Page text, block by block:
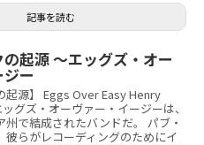
記事を読む
起源 〜エッグズ・オー
ー
起源】 Eggs Over Easy Henry
グズ・オーヴァー・イージーは、
州で結成されたバンドだ。 パブ・
彼らがレコーディングのためにイ